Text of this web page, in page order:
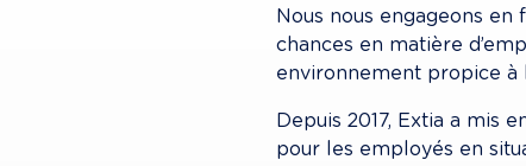
Nous nous engageons en
chances en matière
environnement propice à
Depuis 2017, Extia a mis
pour les employés en